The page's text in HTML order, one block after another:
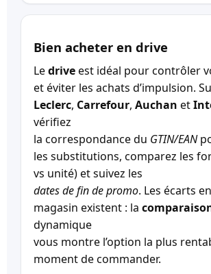
Bien acheter en drive
Ledriveest idéal pour contrôler
et éviter les achats d’impulsion.
Leclerc, Carrefour, Auchan et
vérifiez
la correspondance du GTIN/EAN
les substitutions, comparez les
vs unité) et suivez les
dates de fin de promo. Les écarts
magasin existent : la
dynamique
vous montre l’option la plus
moment de commander.